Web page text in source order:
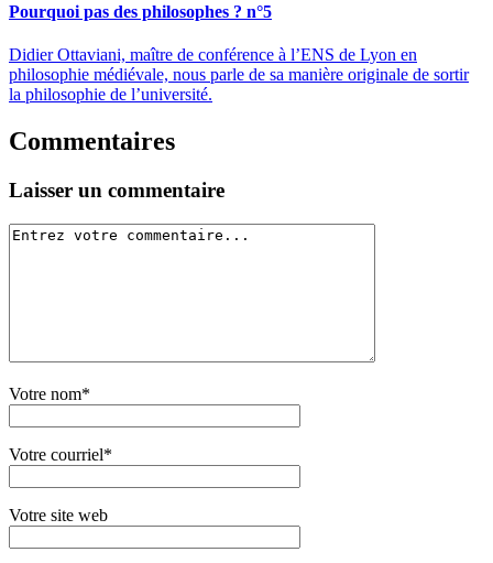
Pourquoi pas des philosophes ? n°5
Didier Ottaviani, maître de conférence à l’ENS de Lyon en
philosophie médiévale, nous parle de sa manière originale de sortir
la philosophie de l’université.
Commentaires
Laisser un commentaire
Votre nom*
Votre courriel*
Votre site web